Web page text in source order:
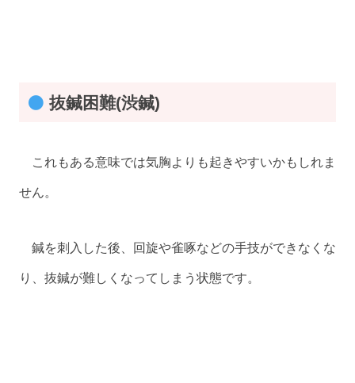
抜鍼困難(渋鍼)
これもある意味では気胸よりも起きやすいかもしれま
せん。
鍼を刺入した後、回旋や雀啄などの手技ができなくな
り、抜鍼が難しくなってしまう状態です。